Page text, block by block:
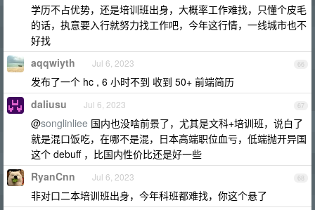
学历不占优势，还是培训班出身，大概率工作难找，只懂个皮毛
的话，执意要入行就努力找工作吧，今年这行情，一线城市也不
好找
66
aqqwiyth Jul 6, 2023
发布了一个 hc , 6 小时不到 收到 50+ 前端简历
67
daliusu Jul 6, 2023
@songlinliee 国内也没啥前景了，尤其是文科+培训班，说白了
就是混口饭吃，在哪不是混，日本高端职位血亏，低端抛开异国
这个 debuff ，比国内性价比还是好一些
68
RyanCnn Jul 6, 2023
非对口二本培训班出身，今年科班都难找，你这个悬了